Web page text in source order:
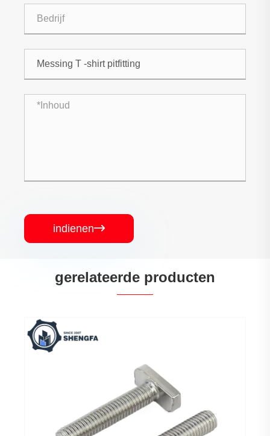
indienen
gerelateerde producten